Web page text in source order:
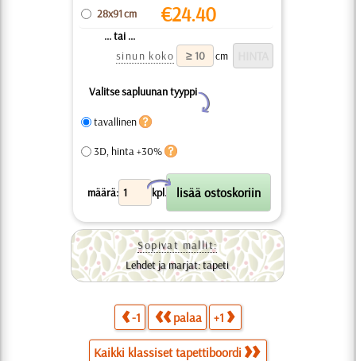
28x91 cm €24.40
... tai ...
sinun koko
cm
Valitse sapluunan tyyppi
Y
tavallinen
3D, hinta +30%
määrä: kpl.
X
Sopivat mallit:
Lehdet ja marjat: tapeti
-1 palaa +1
Kaikki klassiset tapettiboordi